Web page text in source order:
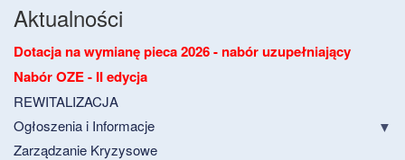
Aktualności
Dotacja na wymianę pieca 2026 - nabór uzupełniający
Nabór OZE - II edycja
REWITALIZACJA
Ogłoszenia i Informacje
Zarządzanie Kryzysowe